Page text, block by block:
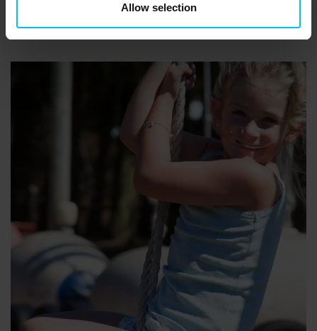
Allow selection
bliver produceret ved godt håndværk. Og vigtigst af alt kan I købe